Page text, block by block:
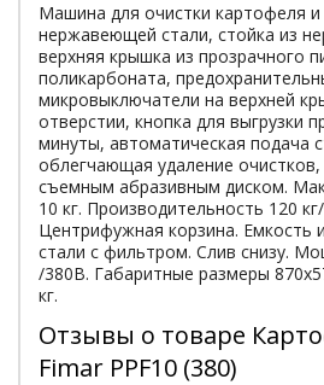
Машина для очистки картофеля и
нержавеющей стали, стойка из
верхняя крышка из прозрачного
поликарбоната,
микровыключатели на верхней
отверстии, кнопка для выгрузки
минуты, автоматическая подача
облегчающая удаление
съемным абразивным диском.
10 кг. Производительность 120
Центрифужная корзина. Емкость
стали с фильтром. Слив снизу.
/380В. Габаритные размеры
кг.
Отзывы о товаре
Fimar PPF10 (380)